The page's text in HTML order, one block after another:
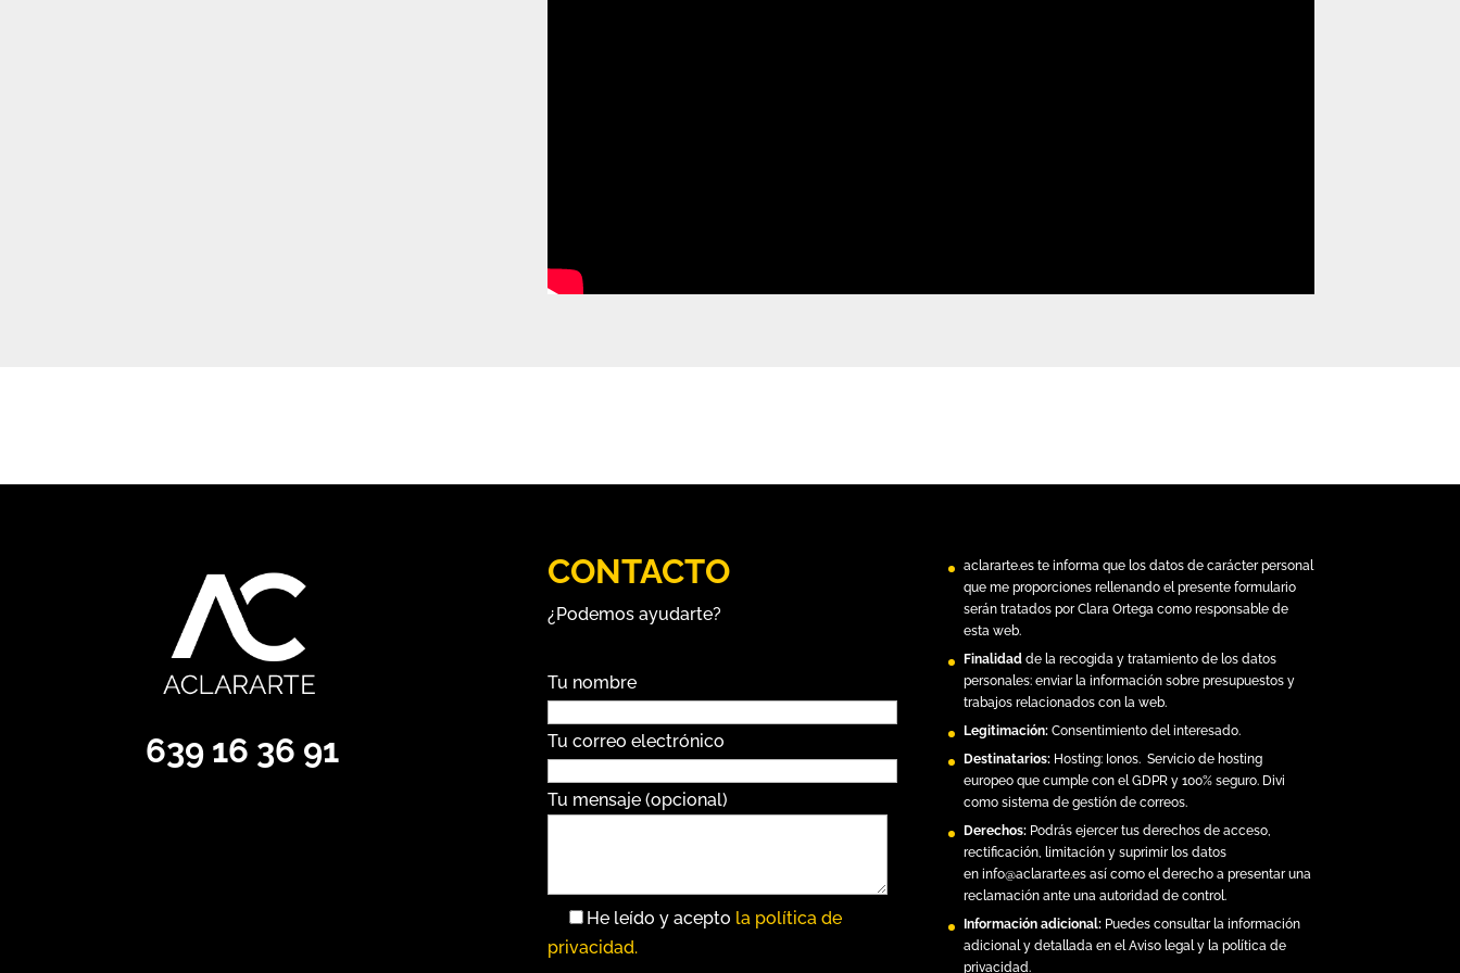
639 16 36 91
CONTACTO
¿Podemos ayudarte?
Tu nombre
Tu correo electrónico
Tu mensaje (opcional)
He leído y acepto la política de
privacidad.
aclararte.este informa que los datos de carácter personal
que me proporciones rellenando el presente formulario
serán tratados por Clara Ortega como responsable de
esta web.
Finalidadde la recogida y tratamiento de los datos
personales: enviar la información sobre presupuestos y
trabajos relacionados con la web.
Legitimación: Consentimiento del interesado.
Destinatarios:Hosting: Ionos.Servicio de hosting
europeo que cumple con el GDPR y 100% seguro. Divi
como sistema de gestión de correos.
Derechos: Podrás ejercer tus derechos de acceso,
rectificación, limitación y suprimir los datos
en info@aclararte.esasí como el derecho a presentar una
reclamación ante una autoridad de control.
Información adicional:Puedes consultar la información
adicional y detallada en el Aviso legal y la política de
privacidad .